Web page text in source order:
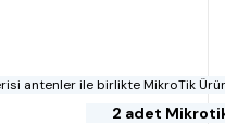
antenler ile birlikte MikroTik
2 adet